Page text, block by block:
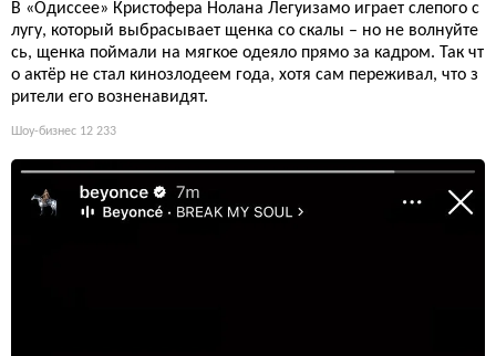
В «Одиссее» Кристофера Нолана Легуизамо играет слепого с
лугу, который выбрасывает щенка со скалы – но не волнуйте
сь, щенка поймали на мягкое одеяло прямо за кадром. Так чт
о актёр не стал кинозлодеем года, хотя сам переживал, что з
рители его возненавидят.
Шоу-бизнес 12 233